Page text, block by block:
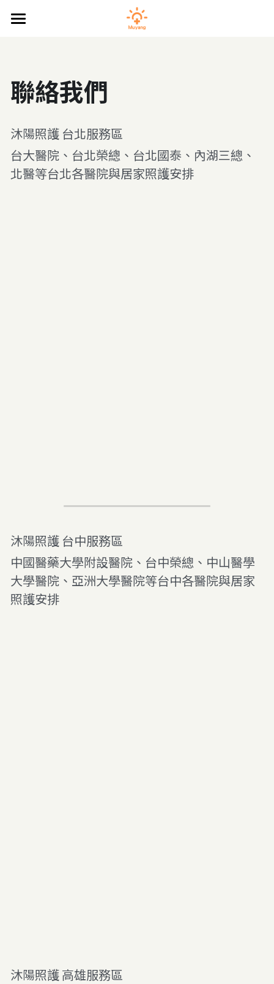
居家看護
特別護理師（特別護士）
照護新知識
聯絡我們
沐陽照護 台北服務區
台大醫院、台北榮總、台北國泰 、內湖三總 、
北醫等台北各醫院與居家照護安排
沐陽照護 台中服務區
中國醫藥大學附設醫院、台中榮總、中山醫學
大學醫院、亞洲大學醫院等台中各醫院與居家
照護安排
沐陽照護 高雄服務區